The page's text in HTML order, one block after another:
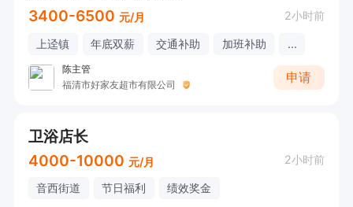
3400-6500 元/月 2小时前
上迳镇 年底双薪 交通补助 加班补助 ...
陈主管
福清市好家友超市有限公司
申请
卫浴店长
4000-10000 元/月 2小时前
音西街道 节日福利 绩效奖金